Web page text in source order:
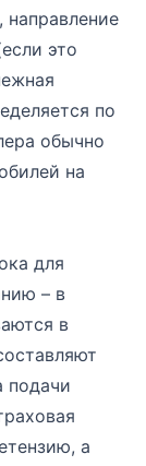
это
по
обычно
на
для
– в
в
подачи
а